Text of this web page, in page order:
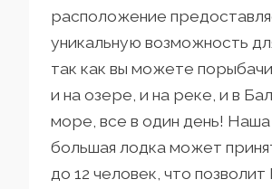
расположение
уникальную возможность
так как вы можете
и на озере, и на реке, и в
море, все в один день! Наша
большая лодка может
до 12 человек, что позволит